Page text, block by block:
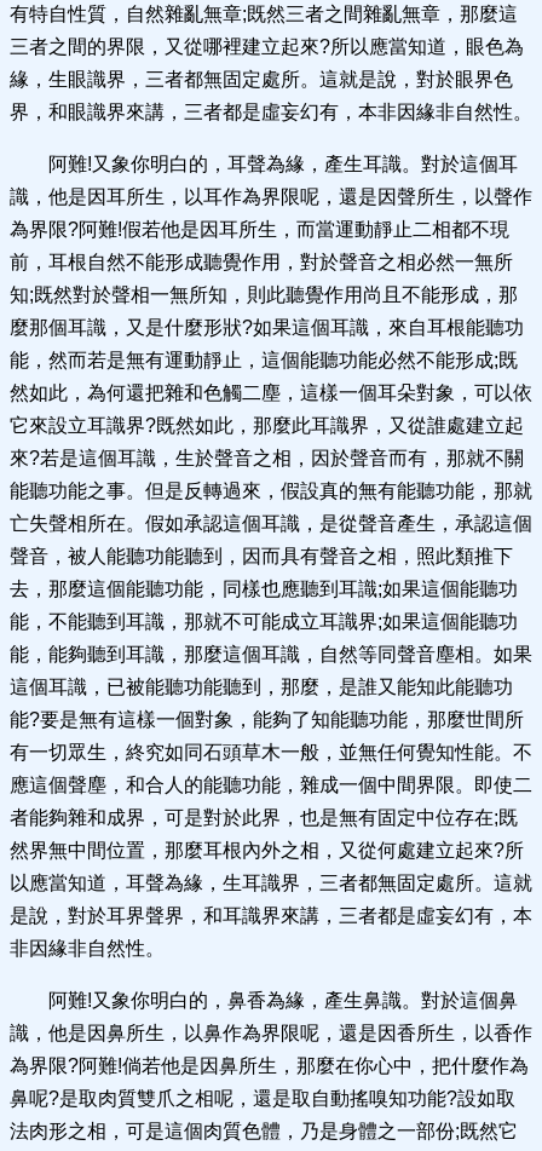
有特自性質，自然雜亂無章;既然三者之間雜亂無章，那麼這
三者之間的界限，又從哪裡建立起來?所以應當知道，眼色為
緣，生眼識界，三者都無固定處所。這就是說，對於眼界色
界，和眼識界來講，三者都是虛妄幻有，本非因緣非自然性。
阿難!又象你明白的，耳聲為緣，產生耳識。對於這個耳
識，他是因耳所生，以耳作為界限呢，還是因聲所生，以聲作
為界限?阿難!假若他是因耳所生，而當運動靜止二相都不現
前，耳根自然不能形成聽覺作用，對於聲音之相必然一無所
知;既然對於聲相一無所知，則此聽覺作用尚且不能形成，那
麼那個耳識，又是什麼形狀?如果這個耳識，來自耳根能聽功
能，然而若是無有運動靜止，這個能聽功能必然不能形成;既
然如此，為何還把雜和色觸二塵，這樣一個耳朵對象，可以依
它來設立耳識界?既然如此，那麼此耳識界，又從誰處建立起
來?若是這個耳識，生於聲音之相，因於聲音而有，那就不關
能聽功能之事。但是反轉過來，假設真的無有能聽功能，那就
亡失聲相所在。假如承認這個耳識，是從聲音產生，承認這個
聲音，被人能聽功能聽到，因而具有聲音之相，照此類推下
去，那麼這個能聽功能，同樣也應聽到耳識;如果這個能聽功
能，不能聽到耳識，那就不可能成立耳識界;如果這個能聽功
能，能夠聽到耳識，那麼這個耳識，自然等同聲音塵相。如果
這個耳識，已被能聽功能聽到，那麼，是誰又能知此能聽功
能?要是無有這樣一個對象，能夠了知能聽功能，那麼世間所
有一切眾生，終究如同石頭草木一般，並無任何覺知性能。不
應這個聲塵，和合人的能聽功能，雜成一個中間界限。即使二
者能夠雜和成界，可是對於此界，也是無有固定中位存在;既
然界無中間位置，那麼耳根內外之相，又從何處建立起來?所
以應當知道，耳聲為緣，生耳識界，三者都無固定處所。這就
是說，對於耳界聲界，和耳識界來講，三者都是虛妄幻有，本
非因緣非自然性。
阿難!又象你明白的，鼻香為緣，產生鼻識。對於這個鼻
識，他是因鼻所生，以鼻作為界限呢，還是因香所生，以香作
為界限?阿難!倘若他是因鼻所生，那麼在你心中，把什麼作為
鼻呢?是取肉質雙爪之相呢，還是取自動搖嗅知功能?設如取
法肉形之相，可是這個肉質色體，乃是身體之一部份;既然它